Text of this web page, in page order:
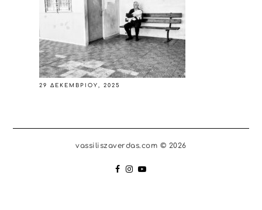
29 ΔΕΚΕΜΒΡΊΟΥ, 2025
vassiliszaverdas.com © 2026